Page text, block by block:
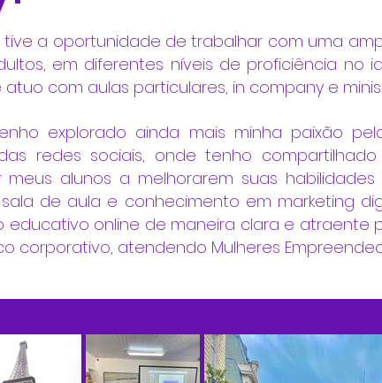
tive a oportunidade de trabalhar com uma
em diferentes níveis de proficiência no
com aulas particulares, in company e
explorado ainda mais minha paixão
redes sociais, onde tenho
alunos a melhorarem suas habilidades
de aula e conhecimento em marketing
online de maneira clara e atraente
corporativo, atendendo Mulheres